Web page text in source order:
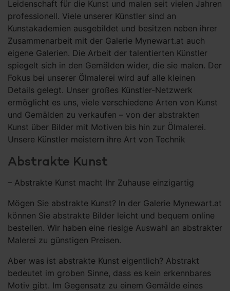
Leidenschaft für die Kunst und malen seit vielen Jahren
professionell. Viele unserer Künstler sind an
Kunstakademien ausgebildet und besitzen neben ihrer
Zusammenarbeit mit der Galerie Mynewart.at auch
eigene Galerien. Die Arbeit der talentierten Künstler
spiegelt sich in den Gemälden wider, die sie malen. Der
Fokus bei unserer Ölmalerei wird auf alle kleinen
Details gelegt. Unser großes Künstler-Netzwerk
ermöglicht es uns, viele verschiedene Arten von Kunst
und Gemälden zu verkaufen – von der abstrakten
Kunst über Bilder mit Motiven bis hin zur Ölmalerei.
Unsere Künstler meistern ihre Art von Technik
Abstrakte Kunst
– Abstrakte Kunst macht Ihr Zuhause einzigartig
Mögen Sie abstrakte Kunst? In der Galerie Mynewart.at
können Sie abstrakte Bilder leicht und bequem online
bestellen. Wir haben eine riesige Auswahl an abstrakter
Malerei zu günstigen Preisen.
Aber was ist abstrakte Kunst eigentlich? Abstrakt
bedeutet im groben Sinne, dass es kein erkennbares
Motiv gibt. Im Gegensatz zu einem Gemälde eines